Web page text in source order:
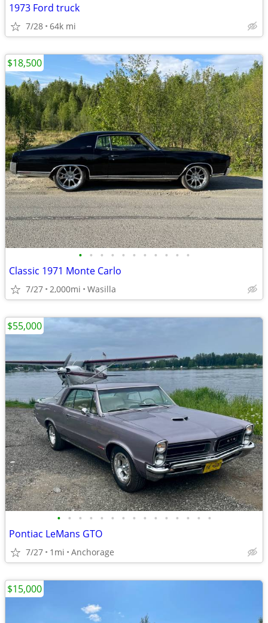
1973 Ford truck
7/28 64k mi
• • • • • • • • • • •
Classic 1971 Monte Carlo
7/27 2,000mi Wasilla
$18,500
• • • • • • • • • • • • • • •
Pontiac LeMans GTO
7/27 1mi Anchorage
$55,000
$15,000